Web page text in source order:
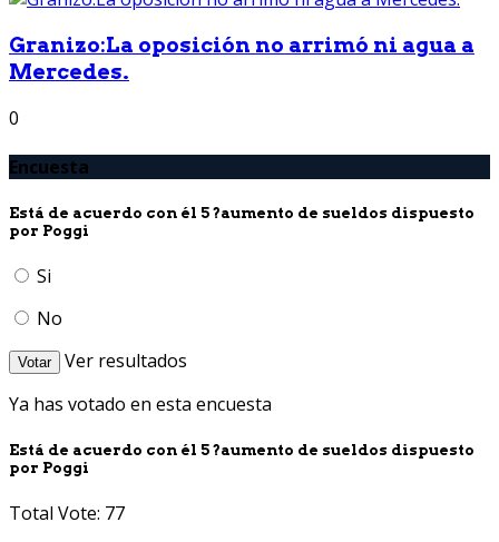
Granizo:La oposición no arrimó ni agua a
Mercedes.
0
Encuesta
Está de acuerdo con él 5 ?aumento de sueldos dispuesto
por Poggi
Si
No
Votar
Ver resultados
Ya has votado en esta encuesta
Está de acuerdo con él 5 ?aumento de sueldos dispuesto
por Poggi
Total Vote: 77